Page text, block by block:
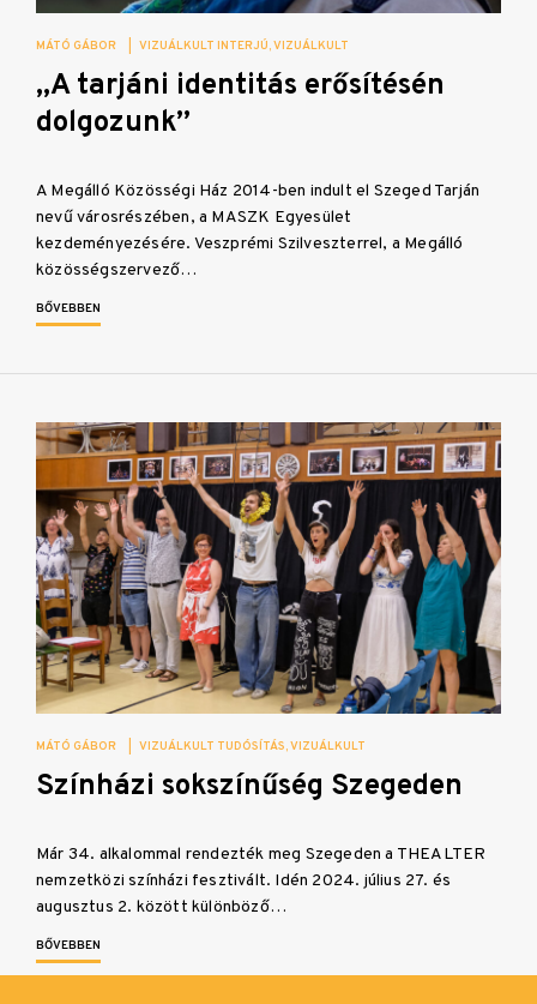
MÁTÓ GÁBOR VIZUÁLKULT INTERJÚ VIZUÁLKULT
„A tarjáni identitás erősítésén
dolgozunk”
A Megálló Közösségi Ház 2014-ben indult el Szeged Tarján
nevű városrészében, a MASZK Egyesület
kezdeményezésére. Veszprémi Szilveszterrel, a Megálló
közösségszervező…
BŐVEBBEN
MÁTÓ GÁBOR VIZUÁLKULT TUDÓSÍTÁS VIZUÁLKULT
Színházi sokszínűség Szegeden
Már 34. alkalommal rendezték meg Szegeden a THEALTER
nemzetközi színházi fesztivált. Idén 2024. július 27. és
augusztus 2. között különböző…
BŐVEBBEN